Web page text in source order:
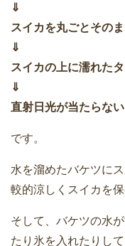
⇓
スイカを丸ごとその
⇓
スイカの上に濡れた
⇓
直射日光が当たらな
です。
水を溜めたバケツに
較的涼しくスイカを
そして、バケツの水
たり氷を入れたりして